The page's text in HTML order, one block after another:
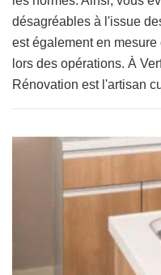
désagréables à l'issue
est également en
lors des opérations. À
Rénovation est l'artisan